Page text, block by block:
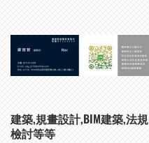
建築,規畫設計,BIM建築,法規
檢討等等